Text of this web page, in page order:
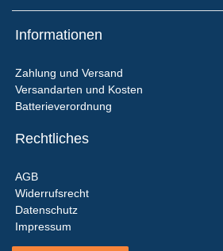
Informationen
Zahlung und Versand
Versandarten und Kosten
Batterieverordnung
Rechtliches
AGB
Widerrufsrecht
Datenschutz
Impressum